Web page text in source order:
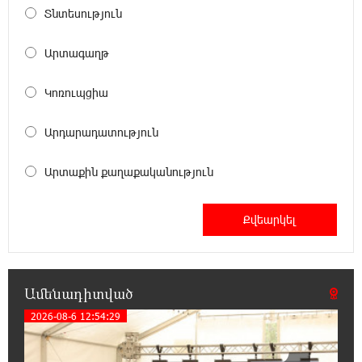
Պռոշյան բնակավայրում բռնկված հրդեհը
17:39:19 10-08-2026
առաջ է տանում այն գաղափարը, որ մենք
Փաշինյանն ամենուրեք ընկալվում է որպես
Երբեք չեմ հասկանա ձեր գլխի
չեմ պատկերացնի ուրացող կոլաբորանտի ուղեղի
կառուցվածքը. Աննա Կոստանյան
16:17:43 10-08-2026
Տնտեսություն
Արտագաղթ
Կոռուպցիա
Արդարադատություն
Արտաքին քաղաքականություն
Ամենադիտված
2026-08-6 12:54:29